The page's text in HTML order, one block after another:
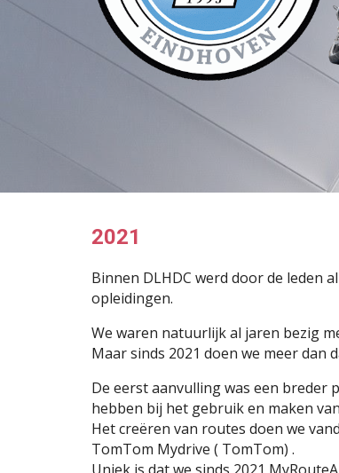
2021
Binnen DLHDC werd door de leden
opleidingen.
We waren natuurlijk al jaren bezig
Maar sinds 2021 doen we meer dan
De eerst aanvulling was een breder
hebben bij het gebruik en maken
Het creëren van routes doen we
TomTom Mydrive ( TomTom) .